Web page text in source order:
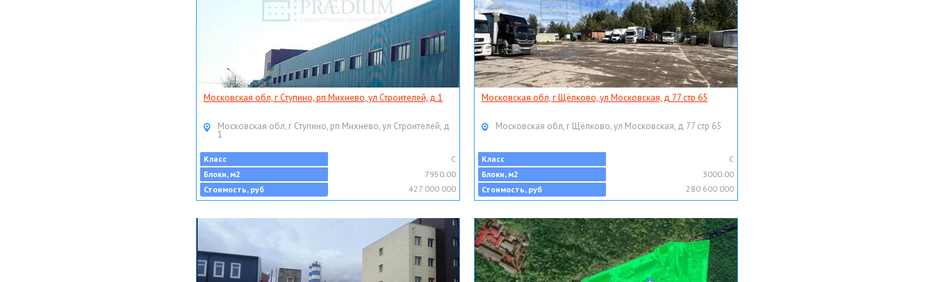
Московская обл, г Ступино, рп Михнево, ул Строителей, д 1
Московская обл, г Ступино, рп Михнево, ул Строителей, д
1
Класс
C
Блоки, м2
7950.00
Стоимость, руб
427 000 000
Московская обл, г Щёлково, ул Московская, д 77 стр 65
Московская обл, г Щёлково, ул Московская, д 77 стр 65
Класс
C
Блоки, м2
3000.00
Стоимость, руб
280 600 000